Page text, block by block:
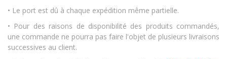
• Le port est dû à chaque expédition même partielle.
• Pour des raisons de disponibilité des produits commandés,
une commande ne pourra pas faire l'objet de plusieurs livraisons
successives au client.